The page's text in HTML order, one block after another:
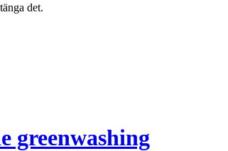
det.
greenwashing